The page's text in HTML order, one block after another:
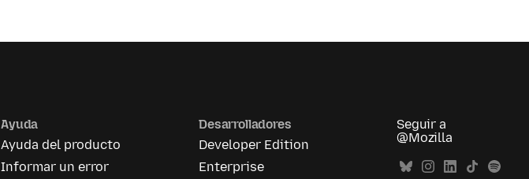
Ayuda
Ayuda del producto
Informar un error
Desarrolladores
Developer Edition
Enterprise
Seguir a
@Mozilla